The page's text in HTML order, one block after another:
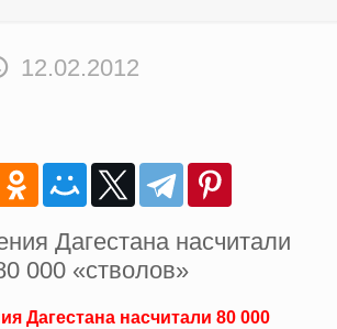
12.02.2012
Дагестана насчитали 80 000